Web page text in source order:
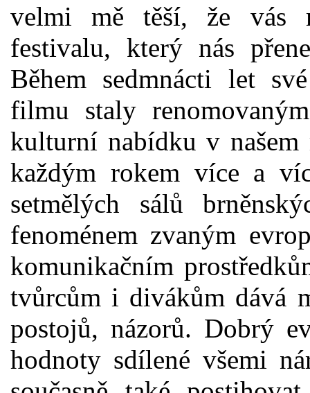
velmi mě těší, že vás
festivalu, který nás
Během sedmnácti let
filmu staly
kulturní nabídku v našem
každým rokem více a
setmělých sálů
fenoménem zvaným
komunikačním
tvůrcům i divákům dává
postojů, názorů. Dobrý
hodnoty sdílené všemi